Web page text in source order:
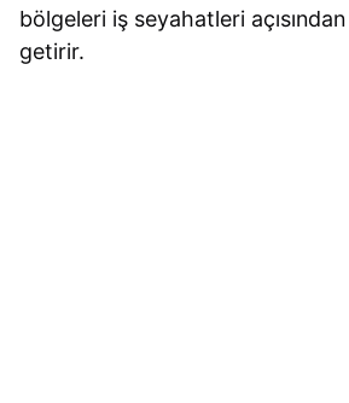
bölgeleri iş seyahatleri
getirir.